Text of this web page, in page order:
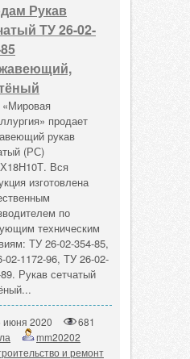
Рукав
ТУ 26-02-
продает
рукав
(РС)
Вся
изготовлена
по
техническим
ТУ 26-02-354-85,
02-1172-96, ТУ 26-02-
Рукав сетчатый
июня 2020
681
mm20202
и ремонт